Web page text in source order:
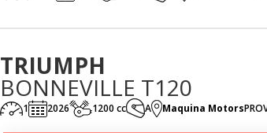
TRIUMPH
BONNEVILLE T120
1 2026 1200 cc A Maquina Motors